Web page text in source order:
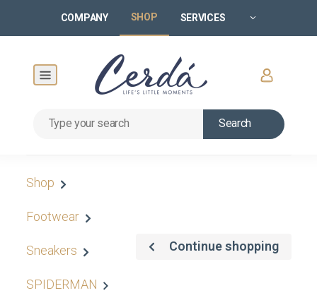
COMPANY SHOP SERVICES
Search
Shop
Footwear
Sneakers
SPIDERMAN
Continue shopping